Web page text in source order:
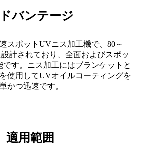
バンテージ
スポットUVニス加工機で、80～
計されており、全面およびスポッ
です。ニス加工にはブランケットと
使用してUVオイルコーティングを
かつ迅速です。
適用範囲